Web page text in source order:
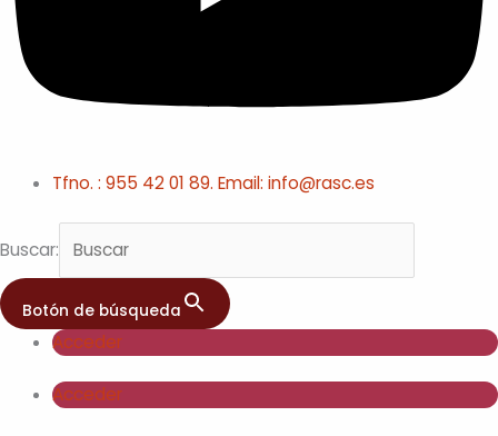
Tfno. : 955 42 01 89. Email: info@rasc.es
Buscar:
Botón de búsqueda
Acceder
Acceder